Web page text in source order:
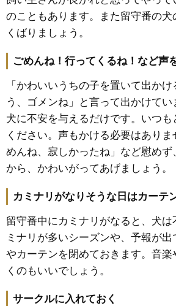
のこともあります。また留守番の
くばりましょう。
ごめんね！行ってくるね！など声
「かわいいうちの子を置いて出か
う、ゴメンね」と言って出かけてい
犬に不安を与えるだけです。いつも
ください。声もかける必要はあり
めんね、寂しかったね」など慰めず
から、かわいがってあげましょう。
カミナリがなりそうな日はカーテ
留守番中にカミナリがなると、犬は
ミナリが多いシーズンや、予報が
やカーテンを閉めておきます。音
くのもいいでしょう。
サークルに入れておく